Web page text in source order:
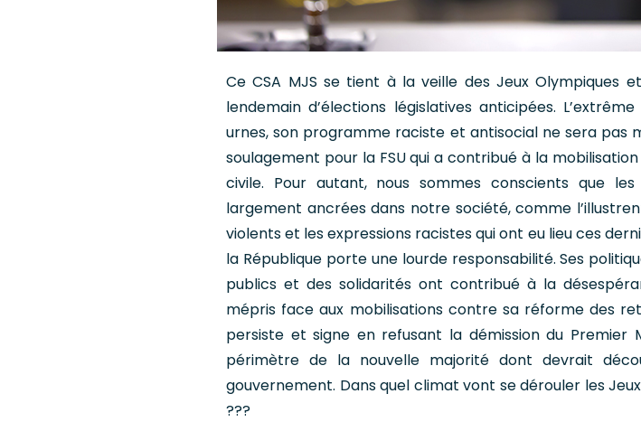
Ce CSA MJS se tient à la veille des Jeux Olympiques
lendemain d’élections législatives anticipées.
urnes, son programme raciste et antisocial ne sera pas
soulagement pour la FSU qui a contribué à la
civile. Pour autant, nous sommes conscients que
largement ancrées dans notre société, comme
violents et les expressions racistes qui ont eu lieu ces
la République porte une lourde responsabilité. Ses
publics et des solidarités ont contribué à la
mépris face aux mobilisations contre sa réforme des
persiste et signe en refusant la démission du
périmètre de la nouvelle majorité dont devrait
gouvernement. Dans quel climat vont se dérouler les
???